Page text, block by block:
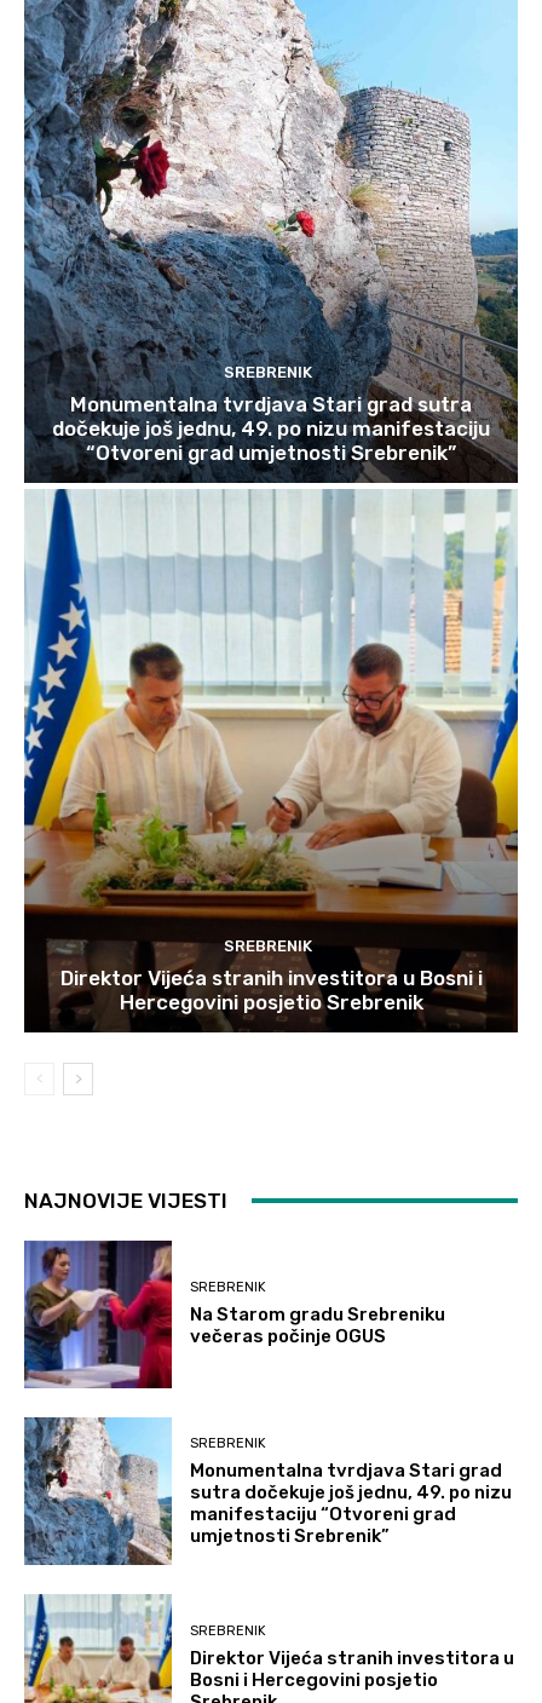
SREBRENIK
Monumentalna tvrdjava Stari grad sutra
dočekuje još jednu, 49. po nizu manifestaciju
“Otvoreni grad umjetnosti Srebrenik”
SREBRENIK
Direktor Vijeća stranih investitora u Bosni i
Hercegovini posjetio Srebrenik
NAJNOVIJE VIJESTI
SREBRENIK
Na Starom gradu Srebreniku
večeras počinje OGUS
SREBRENIK
Monumentalna tvrdjava Stari grad
sutra dočekuje još jednu, 49. po nizu
manifestaciju “Otvoreni grad
umjetnosti Srebrenik”
SREBRENIK
Direktor Vijeća stranih investitora u
Bosni i Hercegovini posjetio